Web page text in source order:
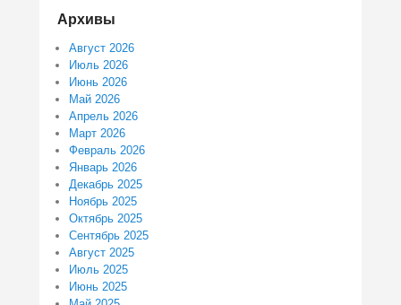
Архивы
Август 2026
Июль 2026
Июнь 2026
Май 2026
Апрель 2026
Март 2026
Февраль 2026
Январь 2026
Декабрь 2025
Ноябрь 2025
Октябрь 2025
Сентябрь 2025
Август 2025
Июль 2025
Июнь 2025